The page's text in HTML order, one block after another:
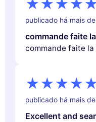
publicado há mais
commande faite
commande faite
publicado há mais
Excellent and